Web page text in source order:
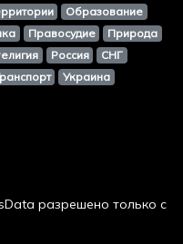
Образование
Правосудие
Природа
Россия
СНГ
Украина
разрешено только с